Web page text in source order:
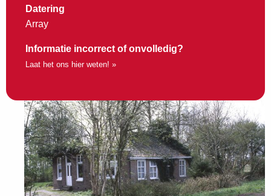
Datering
Array
Informatie incorrect of onvolledig?
Laat het ons hier weten! »